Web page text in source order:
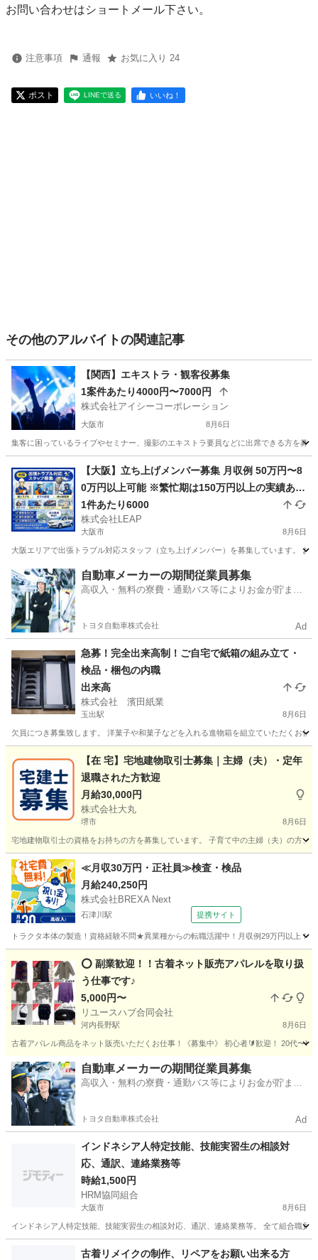
お問い合わせはショートメール下さい。
注意事項 通報 お気に入り 24
ポスト LINEで送る いいね！
その他のアルバイトの関連記事
【関西】エキストラ・観客役募集
1案件あたり4000円〜7000円
株式会社アイシーコーポレーション
大阪市 8月6日
集客に困っているライブやセミナー、撮影のエキストラ要員などに出席できる方を募
その他 観客
【大阪】立ち上げメンバー募集 月収例 50万円〜8
0万円以上可能 ※繁忙期は150万円以上の実績あり
完全出来高制 1件あたり平均10,000円 1日2〜7件
程度の対応 日収目安：20,000円〜70,000円
1件あたり6000
株式会社LEAP
大阪市 8月6日
大阪エリアで出張トラブル対応スタッフ（立ち上げメンバー）を募集しています。
大阪 大阪市 その他 スタッフ
自動車メーカーの期間従業員募集
高収入・無料の寮費・通勤バス等によりお金が貯まり
トヨタ自動車株式会社 Ad
急募！完全出来高制！ご自宅で紙箱の組み立て・
検品・梱包の内職
出来高
株式会社 濱田紙業
玉出駅 8月6日
欠員につき募集致します。 洋菓子や和菓子などを入れる進物箱を組立ていただくお
玉出駅 その他 給料
【在 宅】宅地建物取引士募集｜主婦（夫）・定年
退職された方歓迎
月給30,000円
株式会社大丸
堺市 8月6日
宅地建物取引士の資格をお持ちの方を募集しています。 子育て中の主婦（夫）の方
大阪 堺市 その他 宅地建物取引士
≪月収30万円・正社員≫検査・検品
月給240,250円
株式会社BREXA Next
石津川駅 提携サイト
トラクタ本体の製造！資格経験不問★異業種からの転職活躍中！月収例29万円以上
石津川駅 その他
⭕️ 副業歓迎！！古着ネット販売アパレルを取り扱
う仕事です♪
5,000円〜
リユースハブ合同会社
河内長野駅 8月6日
古着アパレル商品をネット販売いただくお仕事！《募集中》 初心者🔰歓迎！ 20代〜
大阪 河内長野市 河内長野駅 その他 ネット
自動車メーカーの期間従業員募集
高収入・無料の寮費・通勤バス等によりお金が貯まり
トヨタ自動車株式会社 Ad
インドネシア人特定技能、技能実習生の相談対
応、通訳、連絡業務等
時給1,500円
HRM協同組合
大阪市 8月6日
インドネシア人特定技能、技能実習生の相談対応、通訳、連絡業務等。 全て組合職
その他 特定技能
古着リメイクの制作、リペアをお願い出来る方